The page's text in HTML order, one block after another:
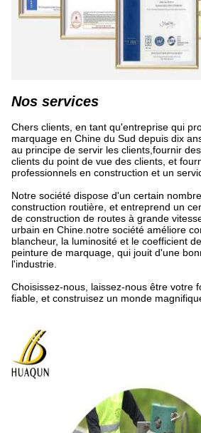
Nos services
Chers clients, en tant qu'entreprise qui
marquage en Chine du Sud depuis dix
au principe de servir les clients,fournir
clients du point de vue des clients, et
professionnels en construction et un
Notre société dispose d'un certain
construction routière, et entreprend un
de construction de routes à grande
urbain en Chine.notre société améliore
blancheur, la luminosité et le coefficient
peinture de marquage, qui jouit d'une
l'industrie.
Choisissez-nous, laissez-nous être votre
fiable, et construisez un monde